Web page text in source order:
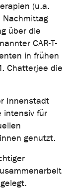
(u.a.
Nachmittag
über die
CAR-T-
in frühen
Chatterjee die
Innenstadt
intensiv für
genutzt.